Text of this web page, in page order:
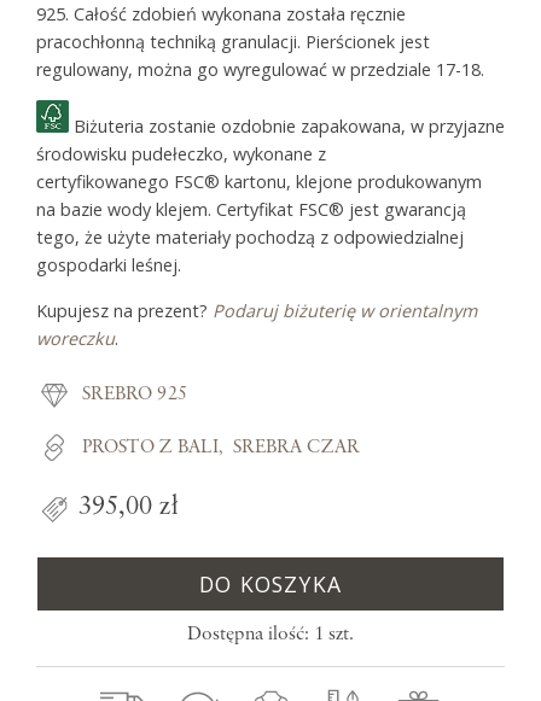
925. Całość zdobień wykonana została ręcznie
pracochłonną techniką granulacji. Pierścionek jest
regulowany, można go wyregulować w przedziale 17-18.
Biżuteria zostanie ozdobnie zapakowana, w przyjazne
środowisku pudełeczko, wykonane z
certyfikowanego FSC® kartonu, klejone produkowanym
na bazie wody klejem. Certyfikat FSC® jest gwarancją
tego, że użyte materiały pochodzą z odpowiedzialnej
gospodarki leśnej.
Kupujesz na prezent? Podaruj biżuterię w orientalnym
woreczku.
SREBRO 925
PROSTO Z BALI SREBRA CZAR
395,00 zł
DO KOSZYKA
Dostępna ilość: 1 szt.